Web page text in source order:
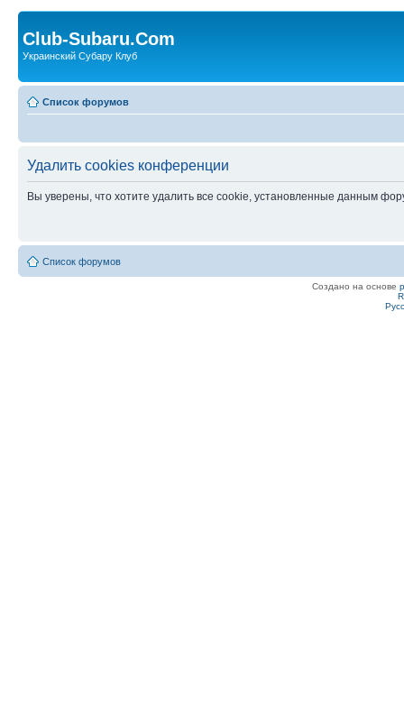
Club-Subaru.Com
Украинский Субару Клуб
Список форумов
Удалить cookies конференции
Вы уверены, что хотите удалить все cookie, установленные данным
Список форумов
Создано на основе